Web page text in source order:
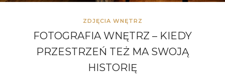
ZDJĘCIA WNĘTRZ
FOTOGRAFIA WNĘTRZ – KIEDY
PRZESTRZEŃ TEŻ MA SWOJĄ
HISTORIĘ